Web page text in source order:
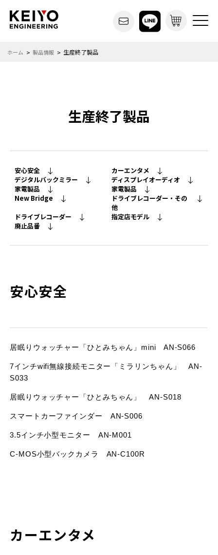
ホーム 製品情報 生産終了製品
生産終了製品
安心安全
カーエンタメ
デジタルバックミラー
ディスプレイオーディオ
家電製品
家電製品
New Bridge
ドライブレコーダー・その
他
ドライブレコーダー
指定店モデル
廃⽌品番
安心安全
居眠りウォッチャー「ひとみちゃん」mini AN-S066
7インチwifi無線接続モニター「ミラリンちゃん」 AN-
S033
居眠りウォッチャー「ひとみちゃん」 AN-S018
スマートカーファインダー AN-S006
3.5インチ小型モニター AN-M001
C-MOS小型バックカメラ AN-C100R
カーエンタメ